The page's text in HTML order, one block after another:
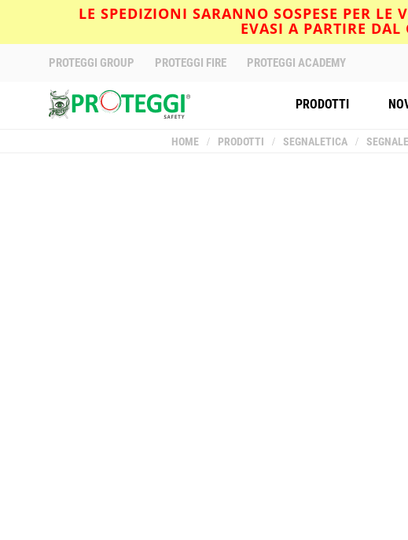
LE SPEDIZIONI SARANNO SOSPESE PER
EVASI A PARTIRE
PROTEGGI GROUP PROTEGGI FIRE PROTEGGI ACADEMY
PRODOTTI
HOME / PRODOTTI / SEGNALETICA /